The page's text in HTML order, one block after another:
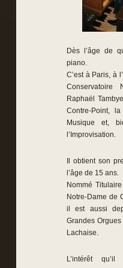
Dès l’âge de
piano.
C’est à Paris, à
Conservatoire
Raphaël
Contre-Point,
Musique et,
l’Improvisation.
Il obtient son
l’âge de 15 ans.
Nommé
Notre-Dame de
il est aussi
Grandes
Lachaise.
L’intérêt